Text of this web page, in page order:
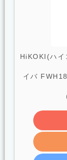
HiKOKI(ハイ
イバ